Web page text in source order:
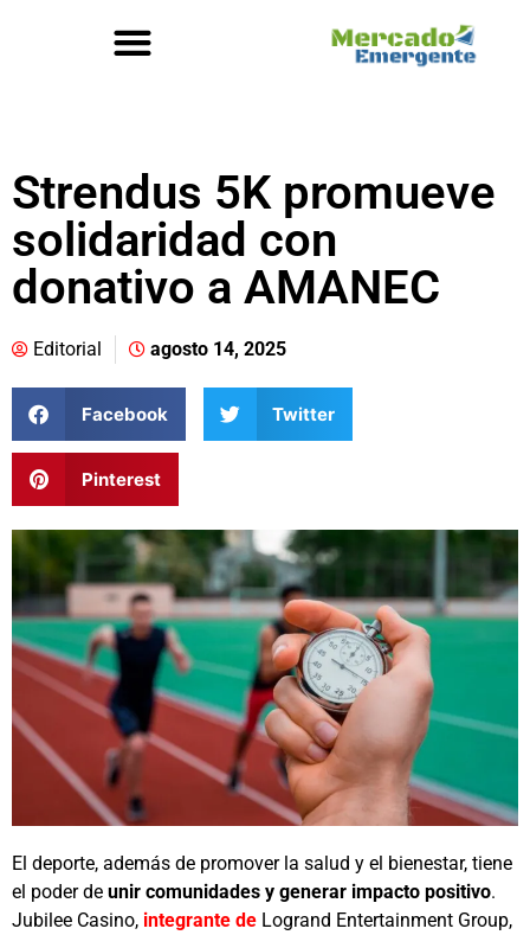
Strendus 5K promueve
solidaridad con
donativo a AMANEC
Editorial agosto 14, 2025
Facebook Twitter
Pinterest
El deporte, además de promover la salud y el bienestar, tiene
el poder de unir comunidades y generar impacto positivo.
Jubilee Casino, integrante de Logrand Entertainment Group,